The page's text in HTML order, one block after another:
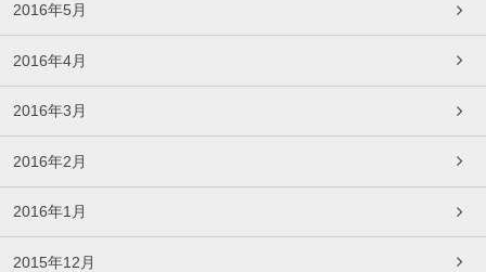
2016年5月
2016年4月
2016年3月
2016年2月
2016年1月
2015年12月